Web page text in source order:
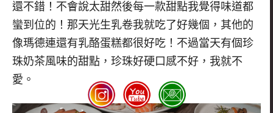
還不錯！不會說太甜然後每一款甜點我覺得味道都
蠻到位的！那天光生乳卷我就吃了好幾個，其他的
像瑪德連還有乳酪蛋糕都很好吃！不過當天有個珍
珠奶茶風味的甜點，珍珠好硬口感不好，我就不
愛。